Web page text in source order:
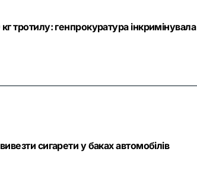
тротилу: генпрокуратура інкримінувала
сигарети у баках автомобілів